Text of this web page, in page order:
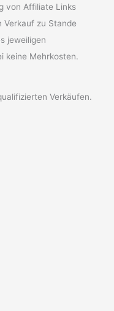
von Affiliate Links
Verkauf zu Stande
jeweiligen
keine Mehrkosten.
Verkäufen.